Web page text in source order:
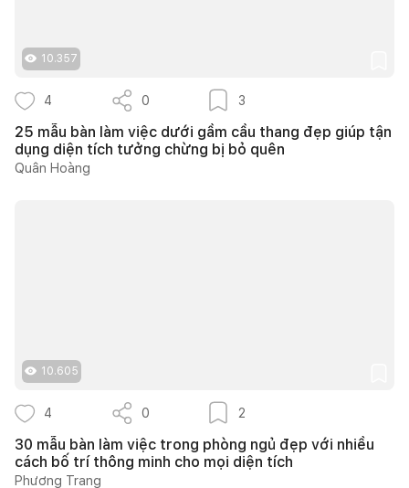
10.357
4 0 3
25 mẫu bàn làm việc dưới gầm cầu thang đẹp giúp tận
dụng diện tích tưởng chừng bị bỏ quên
Quân Hoàng
10.605
4 0 2
30 mẫu bàn làm việc trong phòng ngủ đẹp với nhiều
cách bố trí thông minh cho mọi diện tích
Phương Trang